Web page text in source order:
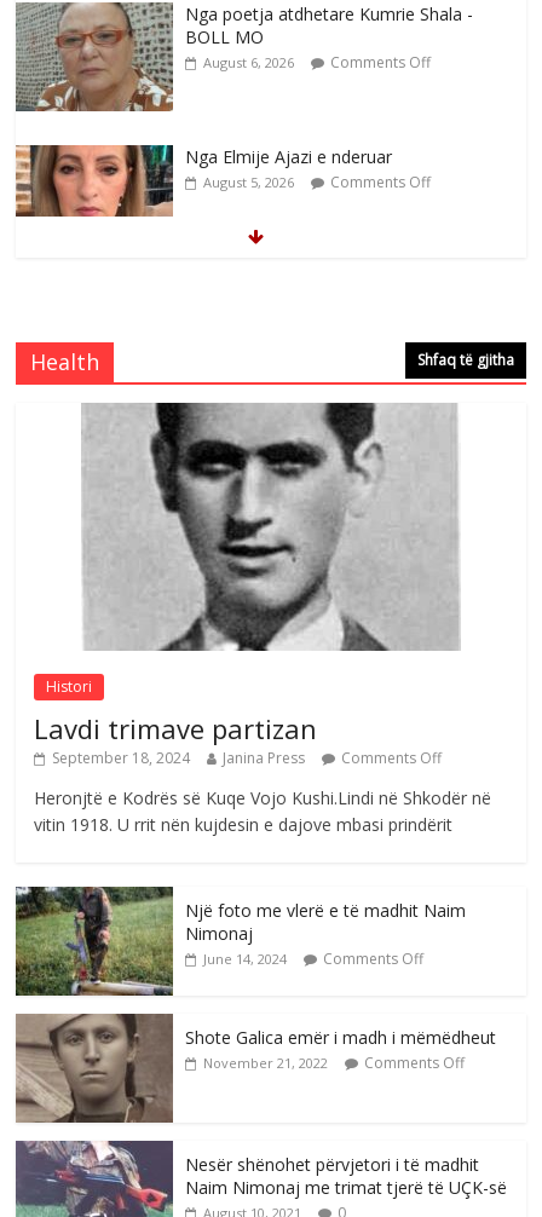
Nga poetja atdhetare Kumrie Shala -
BOLL MO
August 6, 2026 Comments Off
Nga Elmije Ajazi e nderuar
August 5, 2026 Comments Off
Comments Off
Çlirimtari Mentor Mushkolaj nderohet
me mirenjohje nga Xhevdet Qeriqi Dega
e invalidëve në Fushë Kosovë
August 4, 2026 Comments Off
Sulm , pse të dua ty
August 8, 2026 Comments Off
Health Shfaq të gjitha
Histori
Lavdi trimave partizan
September 18, 2024 Janina Press Comments Off
Heronjtë e Kodrës së Kuqe Vojo Kushi.Lindi në Shkodër në
vitin 1918. U rrit nën kujdesin e dajove mbasi prindërit
Një foto me vlerë e të madhit Naim
Nimonaj
June 14, 2024 Comments Off
Shote Galica emër i madh i mëmëdheut
November 21, 2022 Comments Off
Nesër shënohet përvjetori i të madhit
Naim Nimonaj me trimat tjerë të UÇK-së
August 10, 2021 0